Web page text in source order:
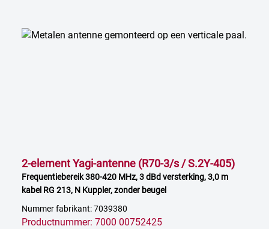
2-element Yagi-antenne (R70-3/s / S.2Y-405)
Frequentiebereik 380-420 MHz, 3 dBd versterking, 3,0 m
kabel RG 213, N Kuppler, zonder beugel
Nummer fabrikant: 7039380
Productnummer: 7000 00752425